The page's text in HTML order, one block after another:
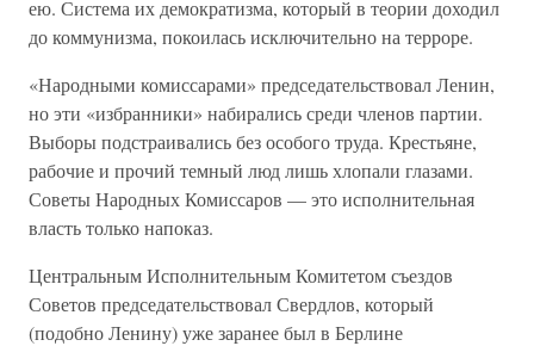
ею. Система их демократизма, который в теории доходил
до коммунизма, покоилась исключительно на терроре.
«Народными комиссарами» председательствовал Ленин,
но эти «избранники» набирались среди членов партии.
Выборы подстраивались без особого труда. Крестьяне,
рабочие и прочий темный люд лишь хлопали глазами.
Советы Народных Комиссаров — это исполнительная
власть только напоказ.
Центральным Исполнительным Комитетом съездов
Советов председательствовал Свердлов, который
(подобно Ленину) уже заранее был в Берлине